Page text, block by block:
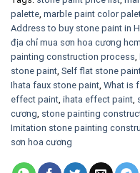
palette, marble paint color
Address to buy stone paint in
địa chỉ mua sơn hoa cương hcm
painting construction process,
stone paint, Self flat stone
Ihata faux stone paint, What is
effect paint, ihata effect paint,
cương, stone painting
Imitation stone painting
sơn hoa cương